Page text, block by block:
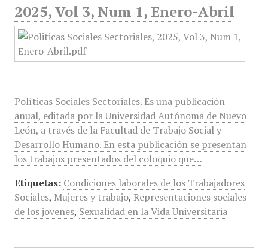
2025, Vol 3, Num 1, Enero-Abril
Políticas Sociales Sectoriales. Es una publicación
anual, editada por la Universidad Autónoma de Nuevo
León, a través de la Facultad de Trabajo Social y
Desarrollo Humano. En esta publicación se presentan
los trabajos presentados del coloquio que…
Etiquetas: Condiciones laborales de los Trabajadores
Sociales, Mujeres y trabajo, Representaciones sociales
de los jovenes, Sexualidad en la Vida Universitaria